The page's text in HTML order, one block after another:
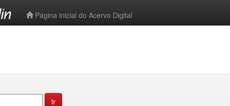
Página inicial do Acervo Digital